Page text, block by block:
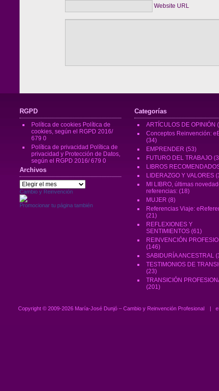
Website URL
RGPD
Política de cookies Política de
cookies, según el RGPD 2016/
679 0
Política de privacidad Política de
privacidad y Protección de Datos,
según el RGPD 2016/ 679 0
Archivos
Archivos
Cambio y Reinvención
Promocionar tu página también
Categorías
ARTÍCULOS DE OPINIÓN
Conceptos Reinvención:
(34)
EMPRENDER (53)
FUTURO DEL TRABAJO
LIBROS
LIDERAZGO Y VALORES
MI LIBRO, últimas
referencias: (18)
MUJER (8)
Referencias Viaje:
(21)
REFLEXIONES Y
SENTIMIENTOS (61)
REINVENCIÓN
(146)
SABIDURÍA ANCESTRAL
TESTIMONIOS DE
(23)
TRANSICIÓN
(201)
Copyright © 2009-2026 María-José Dunjó – Cambio y Reinvención Profesional |